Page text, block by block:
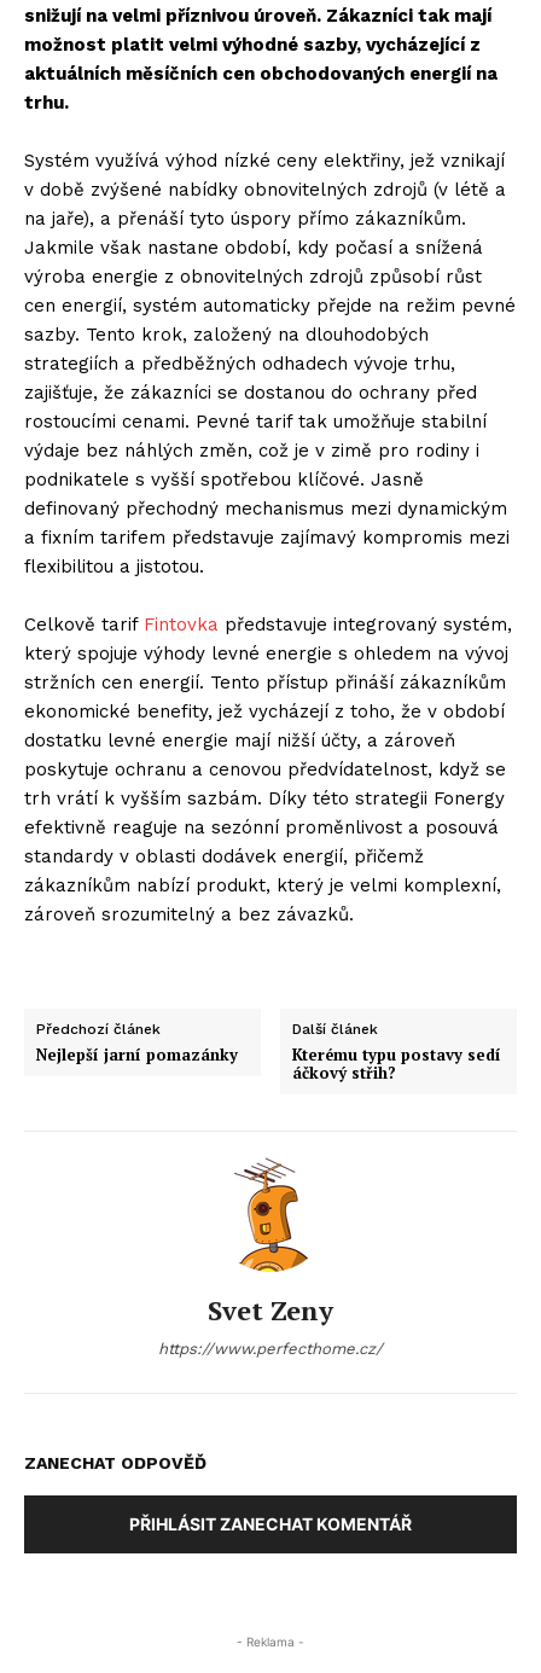
snižují na velmi příznivou úroveň. Zákazníci tak mají
možnost platit velmi výhodné sazby, vycházející z
aktuálních měsíčních cen obchodovaných energií na
trhu.
Systém využívá výhod nízké ceny elektřiny, jež vznikají
v době zvýšené nabídky obnovitelných zdrojů (v létě a
na jaře), a přenáší tyto úspory přímo zákazníkům.
Jakmile však nastane období, kdy počasí a snížená
výroba energie z obnovitelných zdrojů způsobí růst
cen energií, systém automaticky přejde na režim pevné
sazby. Tento krok, založený na dlouhodobých
strategiích a předběžných odhadech vývoje trhu,
zajišťuje, že zákazníci se dostanou do ochrany před
rostoucími cenami. Pevné tarif tak umožňuje stabilní
výdaje bez náhlých změn, což je v zimě pro rodiny i
podnikatele s vyšší spotřebou klíčové. Jasně
definovaný přechodný mechanismus mezi dynamickým
a fixním tarifem představuje zajímavý kompromis mezi
flexibilitou a jistotou.
Celkově tarif Fintovka představuje integrovaný systém,
který spojuje výhody levné energie s ohledem na vývoj
stržních cen energií. Tento přístup přináší zákazníkům
ekonomické benefity, jež vycházejí z toho, že v období
dostatku levné energie mají nižší účty, a zároveň
poskytuje ochranu a cenovou předvídatelnost, když se
trh vrátí k vyšším sazbám. Díky této strategii Fonergy
efektivně reaguje na sezónní proměnlivost a posouvá
standardy v oblasti dodávek energií, přičemž
zákazníkům nabízí produkt, který je velmi komplexní,
zároveň srozumitelný a bez závazků.
Předchozí článek
Nejlepší jarní pomazánky
Další článek
Kterému typu postavy sedí
áčkový střih?
Svet Zeny
https://www.perfecthome.cz/
ZANECHAT ODPOVĚĎ
PŘIHLÁSIT ZANECHAT KOMENTÁŘ
- Reklama -